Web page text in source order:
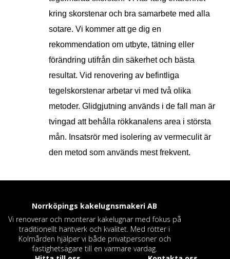
kring skorstenar och bra samarbete med alla
sotare. Vi kommer att ge dig en
rekommendation om utbyte, tätning eller
förändring utifrån din säkerhet och bästa
resultat. Vid renovering av befintliga
tegelskorstenar arbetar vi med två olika
metoder. Glidgjutning används i de fall man är
tvingad att behålla rökkanalens area i största
mån. Insatsrör med isolering av vermeculit är
den metod som används mest frekvent.
Norrköpings kakelugnsmakeri AB
Vi renoverar och monterar kakelugnar med fokus på
traditionellt hantverk och kvalitet. Med rötter i
Kolmården hjälper vi både privatpersoner och
fastighetsägare till en varmare vardag.